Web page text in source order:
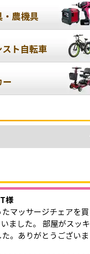
・農機具
スト自転車
様
マッサージチェアを買
ました。 部屋がスッキ
。ありがとうございま